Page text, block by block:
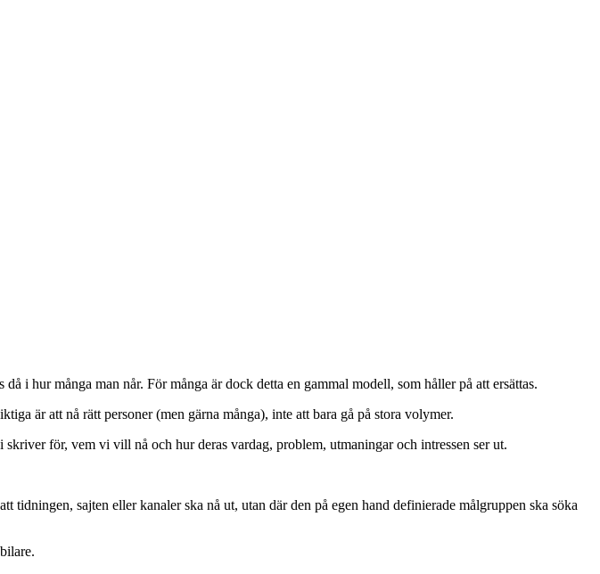
i hur många man når. För många är dock detta en gammal modell, som håller på att ersättas.
är att nå rätt personer (men gärna många), inte att bara gå på stora volymer.
för, vem vi vill nå och hur deras vardag, problem, utmaningar och intressen ser ut.
sajten eller kanaler ska nå ut, utan där den på egen hand definierade målgruppen ska söka